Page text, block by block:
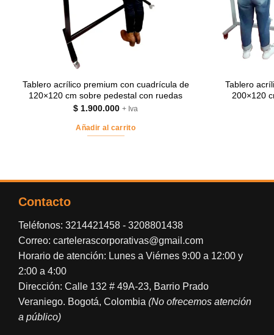
Tablero acrílico premium con cuadrícula de
120×120 cm sobre pedestal con ruedas
$ 1.900.000 + Iva
Añadir al carrito
Tablero
200×120
Contacto
Teléfonos: 3214421458 - 3208801438
Correo: cartelerascorporativas@gmail.com
Horario de atención: Lunes a Viérnes 9:00 a 12:00 y
2:00 a 4:00
Dirección: Calle 132 # 49A-23, Barrio Prado
Veraniego. Bogotá, Colombia (No ofrecemos atención
a público)